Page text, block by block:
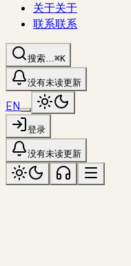
关于关于
联系联系
搜索…⌘K
没有未读更新
EN
登录
没有未读更新
全部资源
№30/44·Tool